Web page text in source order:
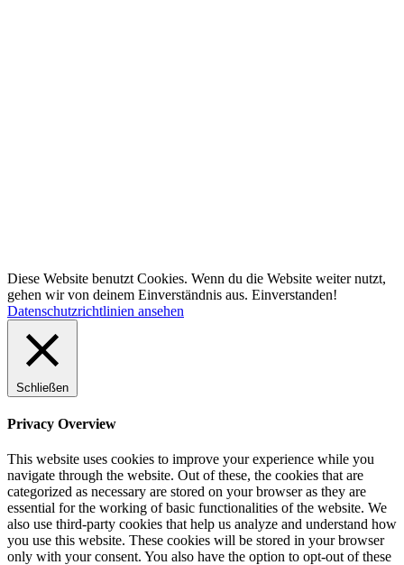
Diese Website benutzt Cookies. Wenn du die Website weiter nutzt,
gehen wir von deinem Einverständnis aus. Einverstanden!
Datenschutzrichtlinien ansehen
Schließen
Privacy Overview
This website uses cookies to improve your experience while you
navigate through the website. Out of these, the cookies that are
categorized as necessary are stored on your browser as they are
essential for the working of basic functionalities of the website. We
also use third-party cookies that help us analyze and understand how
you use this website. These cookies will be stored in your browser
only with your consent. You also have the option to opt-out of these